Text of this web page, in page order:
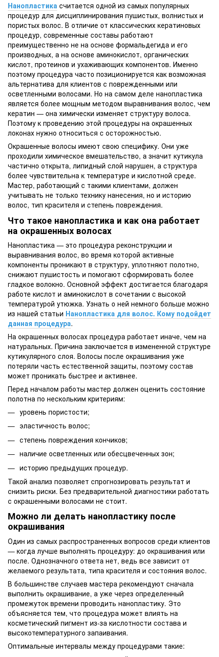
Нанопластика считается одной из самых популярных
процедур для дисциплинирования пушистых, волнистых и
пористых волос. В отличие от классических кератиновых
процедур, современные составы работают
преимущественно не на основе формальдегида и его
производных, а на основе аминокислот, органических
кислот, протеинов и ухаживающих компонентов. Именно
поэтому процедура часто позиционируется как возможная
альтернатива для клиентов с поврежденными или
осветленными волосами. Но на самом деле нанопластика
является более мощным методом выравнивания волос, чем
кератин — она химически изменяет структуру волоса.
Поэтому к проведению этой процедуры на окрашенных
локонах нужно относиться с осторожностью.
Окрашенные волосы имеют свою специфику. Они уже
проходили химическое вмешательство, а значит кутикула
частично открыта, липидный слой нарушен, а структура
более чувствительна к температуре и кислотной среде.
Мастер, работающий с такими клиентами, должен
учитывать не только технику нанесения, но и историю
волос, тип красителя и степень повреждения.
Что такое нанопластика и как она работает
на окрашенных волосах
Нанопластика — это процедура реконструкции и
выравнивания волос, во время которой активные
компоненты проникают в структуру, уплотняют полотно,
снижают пушистость и помогают сформировать более
гладкое волокно. Основной эффект достигается благодаря
работе кислот и аминокислот в сочетании с высокой
температурой утюжка. Узнать о ней немного больше можно
из нашей статьи Нанопластика для волос. Кому подойдет
данная процедура.
На окрашенных волосах процедура работает иначе, чем на
натуральных. Причина заключается в измененной структуре
кутикулярного слоя. Волосы после окрашивания уже
потеряли часть естественной защиты, поэтому состав
может проникать быстрее и активнее.
Перед началом работы мастер должен оценить состояние
полотна по нескольким критериям:
уровень пористости;
эластичность волос;
степень повреждения кончиков;
наличие осветленных или обесцвеченных зон;
историю предыдущих процедур.
Такой анализ позволяет спрогнозировать результат и
снизить риски. Без предварительной диагностики работать
с окрашенными волосами не стоит.
Можно ли делать нанопластику после
окрашивания
Один из самых распространенных вопросов среди клиентов
— когда лучше выполнять процедуру: до окрашивания или
после. Однозначного ответа нет, ведь все зависит от
желаемого результата, типа красителя и состояния волос.
В большинстве случаев мастера рекомендуют сначала
выполнить окрашивание, а уже через определенный
промежуток времени проводить нанопластику. Это
объясняется тем, что процедура может влиять на
косметический пигмент из-за кислотности состава и
высокотемпературного запаивания.
Оптимальные интервалы между процедурами такие: